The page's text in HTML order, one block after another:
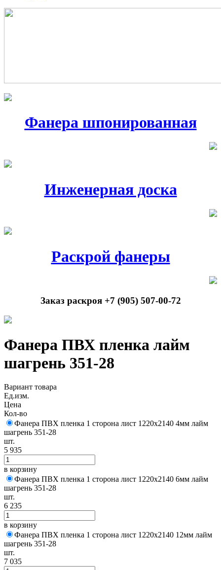
Фанера шпонированная
Инженерная доска
Раскрой фанеры
Заказ раскроя +7 (905) 507-00-72
Фанера ПВХ пленка лайм
шагрень 351-28
Вариант товара
Ед.изм.
Цена
Кол-во
Фанера ПВХ пленка 1 сторона лист 1220х2140 4мм лайм
шагрень 351-28
шт.
5 935
в корзину
Фанера ПВХ пленка 1 сторона лист 1220х2140 6мм лайм
шагрень 351-28
шт.
6 235
в корзину
Фанера ПВХ пленка 1 сторона лист 1220х2140 12мм лайм
шагрень 351-28
шт.
7 035